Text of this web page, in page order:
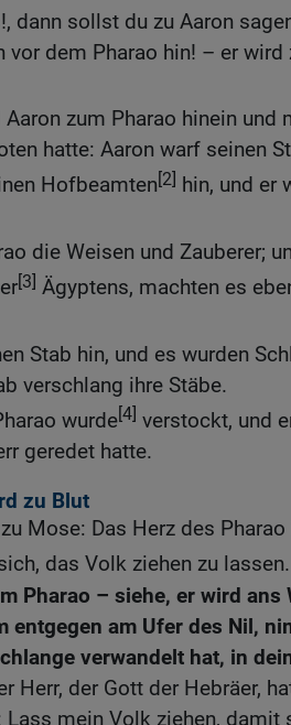
dann sollst du zu Aaron
vor dem Pharao hin! – er wird
zum Pharao hinein und
hatte: Aaron warf seinen
Hofbeamten[2] hin, und er
die Weisen und Zauberer;
[3] Ägyptens, machten es
Stab hin, und es wurden
verschlang ihre Stäbe.
wurde[4] verstockt, und
geredet hatte.
zu Blut
Mose: Das Herz des
das Volk ziehen zu lassen.
Pharao – siehe, er wird ans
entgegen am Ufer des Nil,
verwandelt hat, in
Herr, der Gott der Hebräer,
mein Volk ziehen, damit